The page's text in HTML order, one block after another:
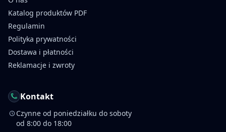
Katalog produktów PDF
Regulamin
Polityka prywatności
Dostawa i płatności
Reklamacje i zwroty
Kontakt
Czynne od poniedziałku do soboty
od 8:00 do 18:00